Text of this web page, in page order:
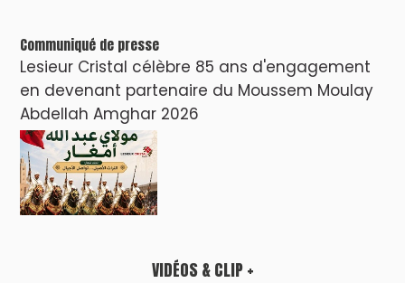
Communiqué de presse
Lesieur Cristal célèbre 85 ans d'engagement
en devenant partenaire du Moussem Moulay
Abdellah Amghar 2026
VIDÉOS & CLIP +